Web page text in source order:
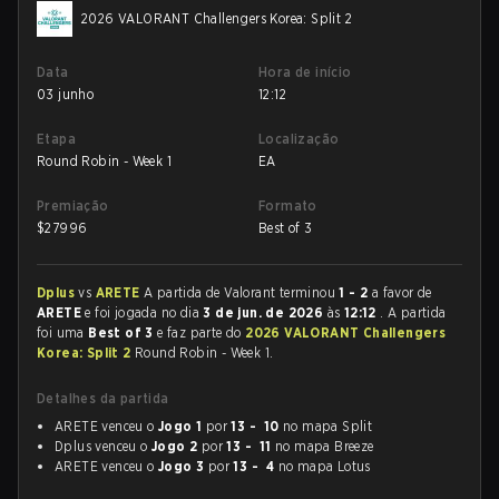
2026 VALORANT Challengers Korea: Split 2
Data
03 junho
Hora de início
12:12
Etapa
Round Robin - Week 1
Localização
EA
Premiação
$27996
Formato
Best of 3
Dplusvs ARETEA partida de Valorant terminou1 - 2 a favor de
ARETEe foi jogada no dia3 de jun. de 2026 às 12:12 . A partida
foi uma Best of 3e faz parte do 2026 VALORANT Challengers
Korea: Split 2 Round Robin - Week 1.
Detalhes da partida
ARETE venceu o Jogo 1 por13 - 10 no mapa Split
Dplus venceu o Jogo 2 por13 - 11 no mapa Breeze
ARETE venceu o Jogo 3 por13 - 4 no mapa Lotus